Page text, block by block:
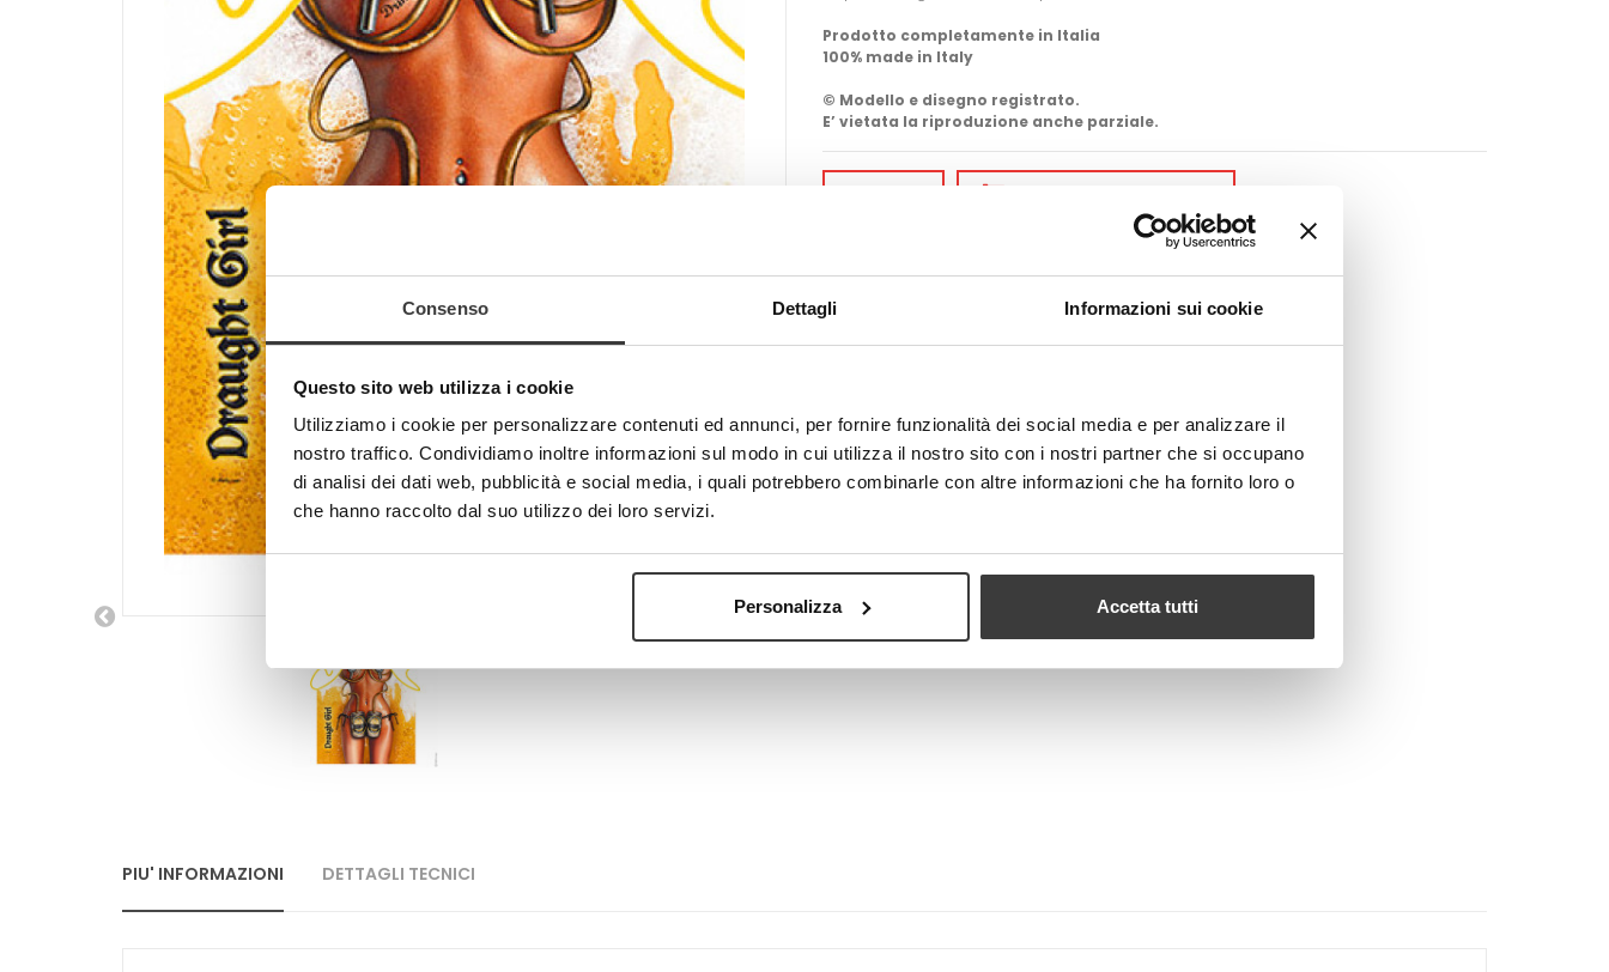
Consenso Dettagli Informazioni sui cookie
Questo sito web utilizza i cookie
Utilizziamo i cookie per personalizzare contenuti ed annunci, per fornire funzionalità dei social media e per analizzare il
nostro traffico. Condividiamo inoltre informazioni sul modo in cui utilizza il nostro sito con i nostri partner che si occupano
di analisi dei dati web, pubblicità e social media, i quali potrebbero combinarle con altre informazioni che ha fornito loro o
che hanno raccolto dal suo utilizzo dei loro servizi.
Personalizza Accetta tutti
Prodotto completamente in Italia
100% made in Italy
© Modello e disegno registrato.
E’ vietata la riproduzione anche parziale.
PIU' INFORMAZIONI DETTAGLI TECNICI